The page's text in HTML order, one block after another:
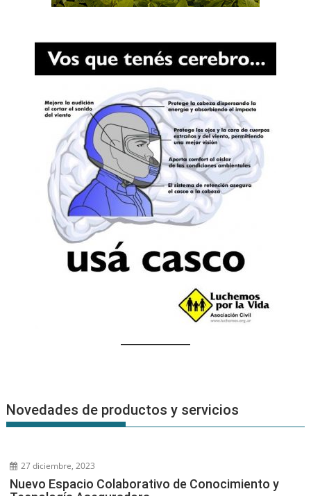
Novedades de productos y servicios
27 diciembre, 2023
Nuevo Espacio Colaborativo de Conocimiento y